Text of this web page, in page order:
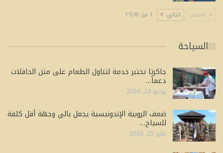
السابق التالي 1 من 1٬630
السياحة
جاكرتا تختبر خدمة لتناول الطعام على متن الحافلات
دعماً…
يوليو 24, 2026
ضعف الروبية الإندونيسية يجعل بالي وجهة أقل كلفة
للسياح…
مايو 25, 2026